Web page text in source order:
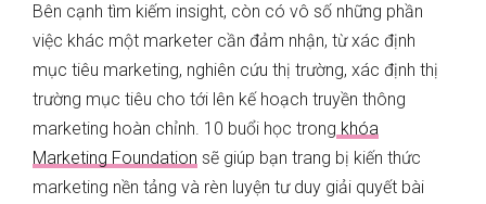
Bên cạnh tìm kiếm insight, còn có vô số những phần
việc khác một marketer cần đảm nhận, từ xác định
mục tiêu marketing, nghiên cứu thị trường, xác định thị
trường mục tiêu cho tới lên kế hoạch truyền thông
marketing hoàn chỉnh. 10 buổi học trong khóa
Marketing Foundation sẽ giúp bạn trang bị kiến thức
marketing nền tảng và rèn luyện tư duy giải quyết bài